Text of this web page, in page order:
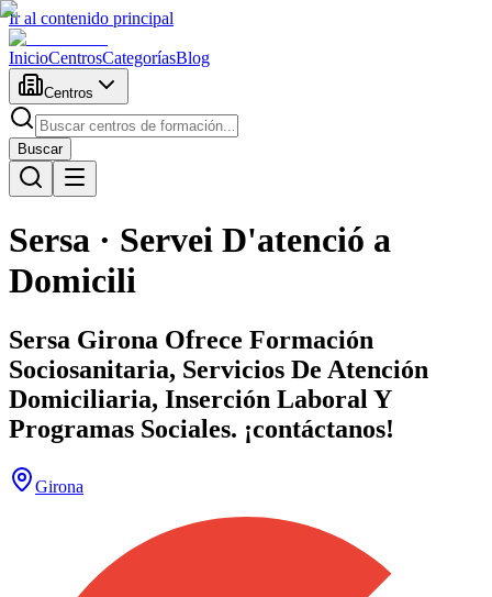
Ir al contenido principal
InicioCentrosCategoríasBlog
Centros
Buscar
Sersa · Servei D'atenció a
Domicili
Sersa Girona Ofrece Formación
Sociosanitaria, Servicios De Atención
Domiciliaria, Inserción Laboral Y
Programas Sociales. ¡contáctanos!
Girona